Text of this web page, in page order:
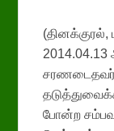
(தினக்குரல்,
2014.04.13
போன்ற